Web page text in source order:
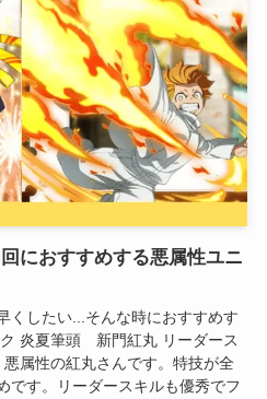
におすすめする悪属性ユニ
くしたい...そんな時におすすめす
炎夏筆頭 新門紅丸 リーダース
属性の紅丸さんです。特技が全
です。リーダースキルも優秀でフ